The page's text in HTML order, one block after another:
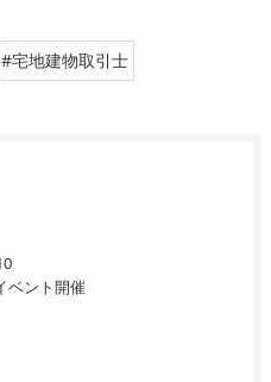
#宅地建物取引士
ベント開催